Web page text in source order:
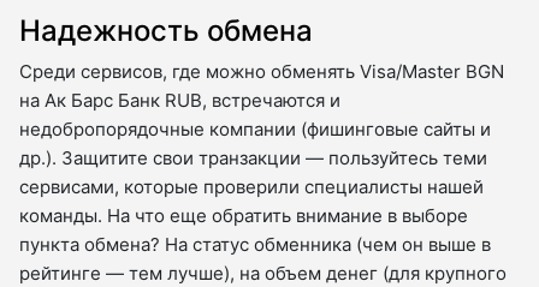
Надежность обмена
Среди сервисов, где можно обменять Visa/Master BGN
на Ак Барс Банк RUB, встречаются и
недобропорядочные компании (фишинговые сайты и
др.). Защитите свои транзакции — пользуйтесь теми
сервисами, которые проверили специалисты нашей
команды. На что еще обратить внимание в выборе
пункта обмена? На статус обменника (чем он выше в
рейтинге — тем лучше), на объем денег (для крупного